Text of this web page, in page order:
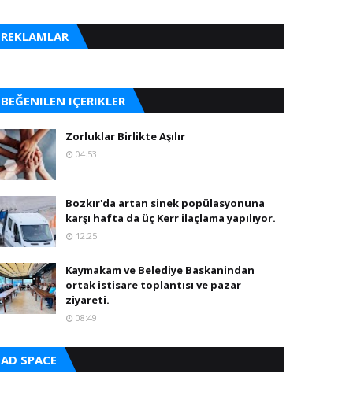
REKLAMLAR
BEĞENILEN IÇERIKLER
Zorluklar Birlikte Aşılır
04:53
Bozkır'da artan sinek popülasyonuna
karşı hafta da üç Kerr ilaçlama yapılıyor.
12:25
Kaymakam ve Belediye Baskanindan
ortak istisare toplantısı ve pazar
ziyareti.
08:49
AD SPACE